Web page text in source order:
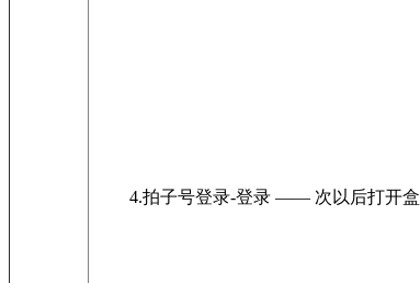
4.拍子号登录-登录 —— 次以后打开盒